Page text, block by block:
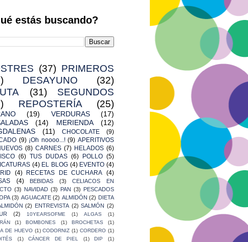
estás buscando?
(37) PRIMEROS
DESAYUNO
(32)
(31)
SEGUNDOS
REPOSTERÍA (25)
(19) VERDURAS
(17)
(14) MERIENDA
(12)
(11) CHOCOLATE
(9)
(9) ¡Oh noooo...! (9) APERITIVOS
(8) CARNES (7) HELADOS (6)
(6) TUS DUDAS (6) POLLO (5)
(4) EL BLOG (4) EVENTO (4)
(4) RECETAS DE CUCHARA (4)
(4) BEBIDAS (3)
CELIACOS EN
(3) NAVIDAD (3) PAN (3) PESCADOS
(3) AGUACATE (2) ALMIDÓN (2) DIETA
(2) ENTREVISTA (2) SALMÓN (2)
(2) 10YEARSOFME (1) ALGAS
(1)
(1) BOMBONES (1) BROCHETAS
(1)
DE HUEVO (1) CODORNIZ (1) CORDERO (1)
(1) CÁNCER DE PIEL (1) DIP
(1)